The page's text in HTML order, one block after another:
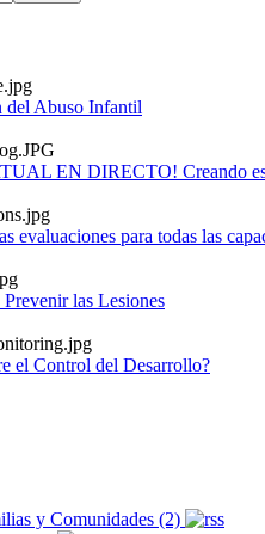
del Abuso Infantil
EN DIRECTO! Creando
evaluaciones para todas las
las Lesiones
el Control del Desarrollo?
y Comunidades (2)